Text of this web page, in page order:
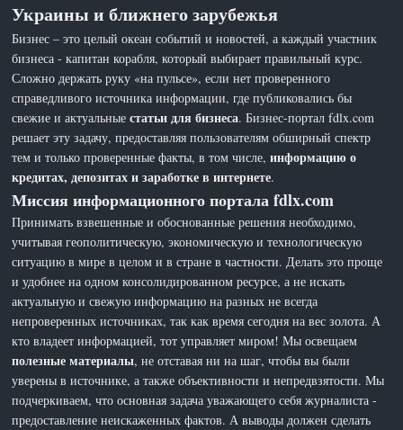
Украины и ближнего зарубежья
Бизнес – это целый океан событий и новостей, а каждый участник
бизнеса - капитан корабля, который выбирает правильный курс.
Сложно держать руку «на пульсе», если нет проверенного
справедливого источника информации, где публиковались бы
свежие и актуальныестатьи для бизнеса. Бизнес-портал fdlx.com
решает эту задачу, предоставляя пользователям обширный спектр
тем и только проверенные факты, в том числе,информацию о
кредитах, депозитах и заработке в интернете.
Миссия информационного портала fdlx.com
Принимать взвешенные и обоснованные решения необходимо,
учитывая геополитическую, экономическую и технологическую
ситуацию в мире в целом и в стране в частности. Делать это проще
и удобнее на одном консолидированном ресурсе, а не искать
актуальную и свежую информацию на разных не всегда
непроверенных источниках, так как время сегодня на вес золота. А
кто владеет информацией, тот управляет миром! Мы освещаем
полезные материалы, не отставая ни на шаг, чтобы вы были
уверены в источнике, а также объективности и непредвзятости. Мы
подчеркиваем, что основная задача уважающего себя журналиста -
предоставление неискаженных фактов. А выводы должен сделать